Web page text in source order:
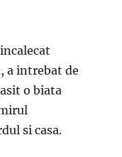
a intrebat de
o biata
si casa.